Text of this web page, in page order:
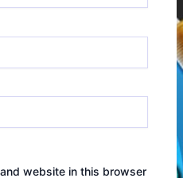
website in this browser